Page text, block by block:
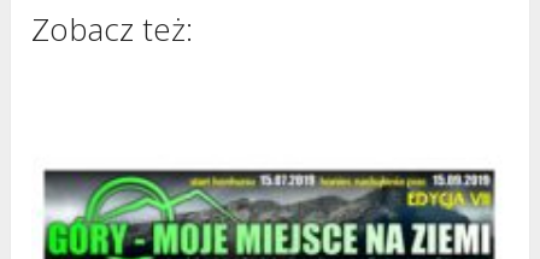
Zobacz też: